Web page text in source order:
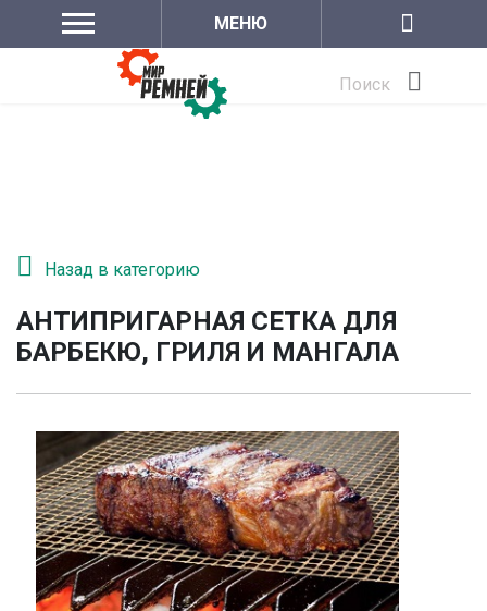
МЕНЮ
Поиск
Назад в категорию
АНТИПРИГАРНАЯ СЕТКА ДЛЯ
БАРБЕКЮ, ГРИЛЯ И МАНГАЛА